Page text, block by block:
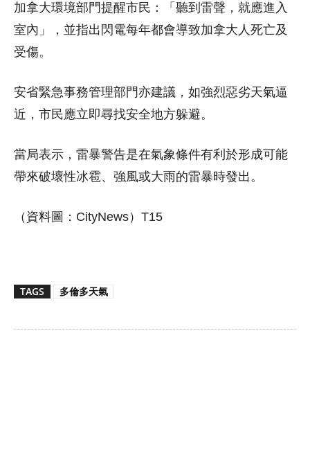
加拿大環境部門提醒市民：「聽到雷聲，就應進入
室內」，並指出閃電每年都會導致加拿大人死亡及
受傷。
安省緊急事務管理部門亦建議，如強烈惡劣天氣逼
近，市民應立即尋找安全地方躲避。
當局表示，雷暴警告是在氣象條件有利於形成可能
帶來破壞性冰雹、強風或大雨的雷暴時發出。
（資料圖：CityNews）T15
TAGS 多倫多天氣